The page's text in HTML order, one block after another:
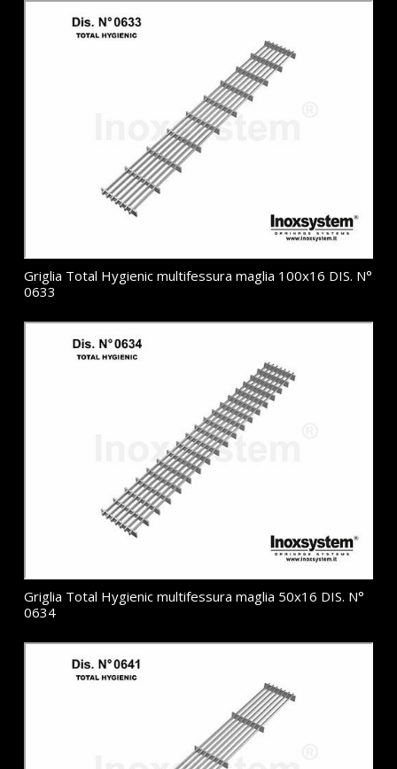
Griglia Total Hygienic multifessura maglia 100x16 DIS. N°
0633
Griglia Total Hygienic multifessura maglia 50x16 DIS. N°
0634